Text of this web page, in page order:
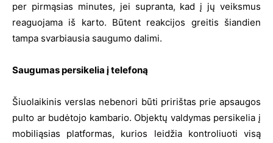
per pirmąsias minutes, jei supranta, kad į jų veiksmus
reaguojama iš karto. Būtent reakcijos greitis šiandien
tampa svarbiausia saugumo dalimi.
Saugumas persikelia į telefoną
Šiuolaikinis verslas nebenori būti pririštas prie apsaugos
pulto ar budėtojo kambario. Objektų valdymas persikelia į
mobiliąsias platformas, kurios leidžia kontroliuoti visą